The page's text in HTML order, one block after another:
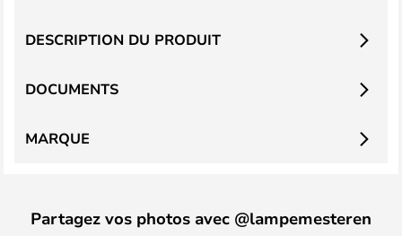
DESCRIPTION DU PRODUIT
DOCUMENTS
MARQUE
Partagez vos photos avec @lampemesteren